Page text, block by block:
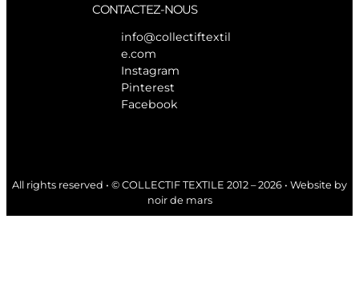
CONTACTEZ-NOUS
info@collectiftextil
e.com
Instagram
Pinterest
Facebook
All rights reserved • © COLLECTIF TEXTILE 2012 – 2026 • Website by
noir de mars